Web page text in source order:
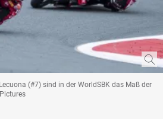
(#7) sind in der WorldSBK das Maß der